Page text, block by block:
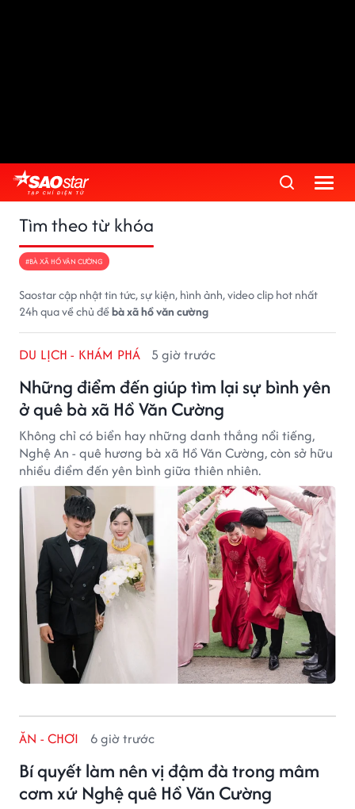
Tìm theo từ khóa
#BÀ XÃ HỒ VĂN CƯỜNG
Saostar cập nhật tin tức, sự kiện, hình ảnh, video clip hot nhất
24h qua về chủ đềbà xã hồ văn cường
Những điểm đến giúp tìm lại sự bình yên
ở quê bà xã Hồ Văn Cường
DU LỊCH - KHÁM PHÁ 5 giờ trước
Không chỉ có biển hay những danh thắng nổi tiếng,
Nghệ An - quê hương bà xã Hồ Văn Cường, còn sở hữu
nhiều điểm đến yên bình giữa thiên nhiên.
Bí quyết làm nên vị đậm đà trong mâm
cơm xứ Nghệ quê Hồ Văn Cường
ĂN - CHƠI 6 giờ trước